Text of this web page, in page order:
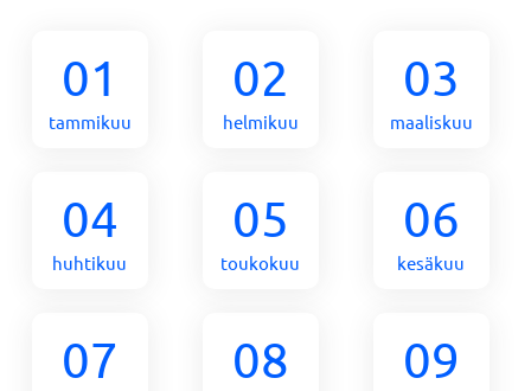
01
tammikuu
02
helmikuu
03
maaliskuu
04
huhtikuu
05
toukokuu
06
kesäkuu
07 08 09